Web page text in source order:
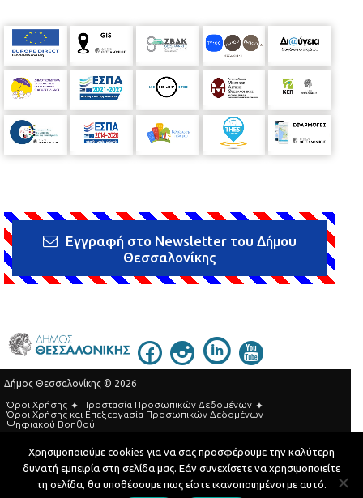
Εγγραφή στο Newsletter του Δήμου
Θεσσαλονίκης
Δήμος Θεσσαλονίκης © 2026
Όροι Χρήσης
Προστασία Προσωπικών Δεδομένων
Όροι Xρήσης και Eπεξεργασία Προσωπικών Δεδομένων
Ψηφιακού Βοηθού
Τηλεφωνικός Κατάλογος
Developed by MyCompany Projects
Χρησιμοποιούμε cookies για να σας προσφέρουμε την καλύτερη
δυνατή εμπειρία στη σελίδα μας. Εάν συνεχίσετε να χρησιμοποιείτε
τη σελίδα, θα υποθέσουμε πως είστε ικανοποιημένοι με αυτό.